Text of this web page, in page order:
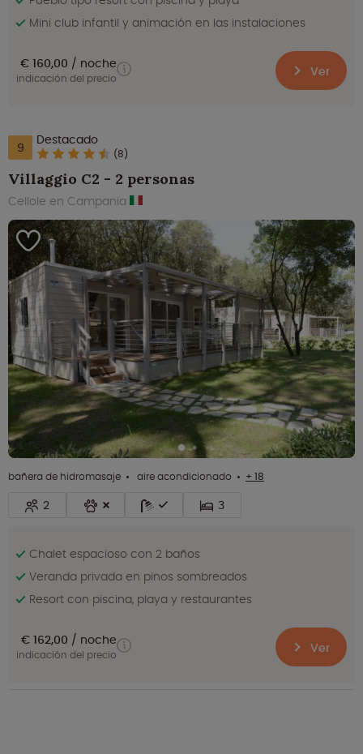
Mini club infantil y animación en las instalaciones
€ 160,00 noche
indicación del precio Ver
9 Destacado
(8)
Villaggio C2 - 2 personas
Cellole en Campania
bañera de hidromasaje aire acondicionado + 18
2 3
Chalet espacioso con 2 baños
Veranda privada en pinos sombreados
Resort con piscina, playa y restaurantes
€ 162,00 noche
indicación del precio Ver